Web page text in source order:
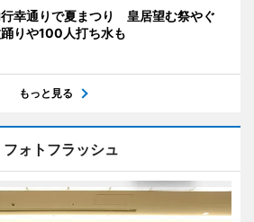
幸通りで夏まつり 皇居望む祭やぐ
りや100人打ち水も
もっと見る
フォトフラッシュ